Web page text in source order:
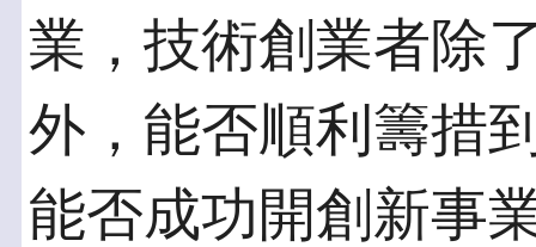
業，技術創業者除
外，能否順利籌措
能否成功開創新事